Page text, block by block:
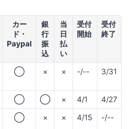
カー
ド・
Paypal
銀
行
振
込
当
日
払
い
受付
開始
受付
終了
◯ × × -/-- 3/31
◯ ◯ × 4/1
4/27
◯ × × 4/15 -/--